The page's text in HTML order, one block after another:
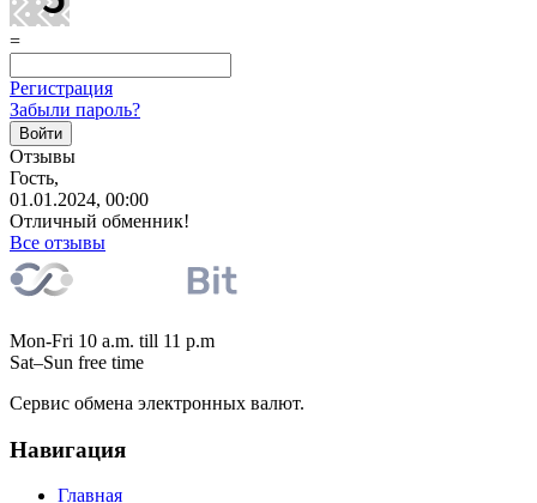
=
Регистрация
Забыли пароль?
Отзывы
Гость,
01.01.2024, 00:00
Отличный обменник!
Все отзывы
Mon-Fri 10 a.m. till 11 p.m
Sat–Sun free time
Сервис обмена электронных валют.
Навигация
Главная